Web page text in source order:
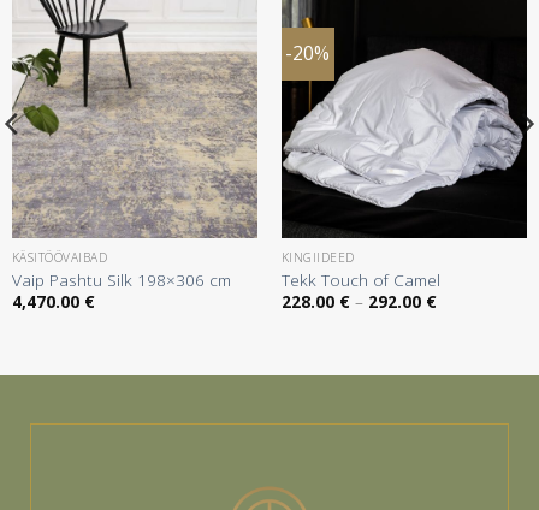
KÄSITÖÖVAIBAD
Vaip Pashtu Silk 198×306 cm
4,470.00 €
-20%
KINGIIDEED
Tekk Touch of Camel
228.00 € – 292.00 €
228.00 €